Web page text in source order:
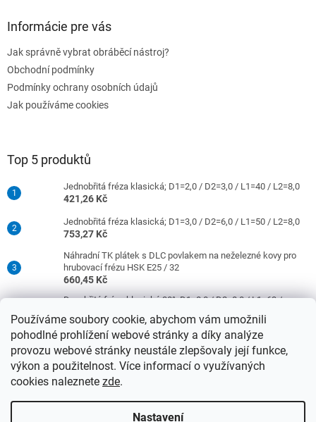
Používáme soubory cookie, abychom vám umožnili
pohodlné prohlížení webové stránky a díky analýze
provozu webové stránky neustále zlepšovaly její funkce,
výkon a použitelnost. Více informací o využívaných
cookies naleznete zde.
Nastavení
Informácie pre vás
Jak správně vybrat obráběcí nástroj?
Obchodní podmínky
Podmínky ochrany osobních údajů
Jak používáme cookies
Top 5 produktů
Jednobřitá fréza klasická; D1=2,0 / D2=3,0 / L1=40 / L2=8,0
421,26 Kč
Jednobřitá fréza klasická; D1=3,0 / D2=6,0 / L1=50 / L2=8,0
753,27 Kč
Náhradní TK plátek s DLC povlakem na neželezné kovy pro
hrubovací frézu HSK E25 / 32
660,45 Kč
Dvoubřitá fréza klasická 30°; D1=8,0 / D2=8,0 / L1=63 /
977,42 Kč
Jednobřitá fréza klasická; D1=4,0 / D2=6,0 / L1=50 / L2=10,0
753,27 Kč